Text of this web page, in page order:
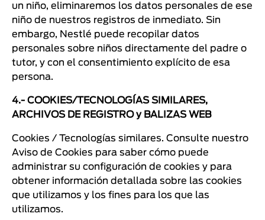
un niño, eliminaremos los datos personales de ese
niño de nuestros registros de inmediato. Sin
embargo, Nestlé puede recopilar datos
personales sobre niños directamente del padre o
tutor, y con el consentimiento explícito de esa
persona.
4.- COOKIES/TECNOLOGÍAS SIMILARES,
ARCHIVOS DE REGISTRO y BALIZAS WEB
Cookies / Tecnologías similares. Consulte nuestro
Aviso de Cookies para saber cómo puede
administrar su configuración de cookies y para
obtener información detallada sobre las cookies
que utilizamos y los fines para los que las
utilizamos.